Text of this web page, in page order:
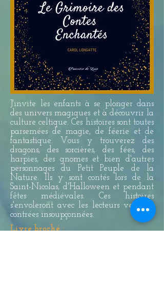
J'invite les enfants à se plonger dans
des univers magiques et à découvrir la
culture celtique. Ces histoires sont toutes
parsemées de magie, de féerie et de
fantastique. Vous y trouverez des
dragons, des sorcières, des fées, des
harpies, des gnomes et bien d'autres
personnages du Petit Peuple de la
Nature. Ils y sont contés lors de la
Saint-Nicolas, d'Halloween et pendant
fêtes médiévales. Ces histoires
s'envoleront avec les lecteurs vers des
contrées insoupçonnées.
Livre broché: